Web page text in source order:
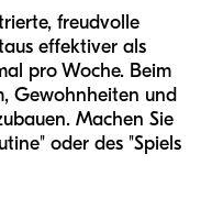
freudvolle
effektiver als
pro Woche. Beim
Gewohnheiten und
Machen Sie
oder des "Spiels